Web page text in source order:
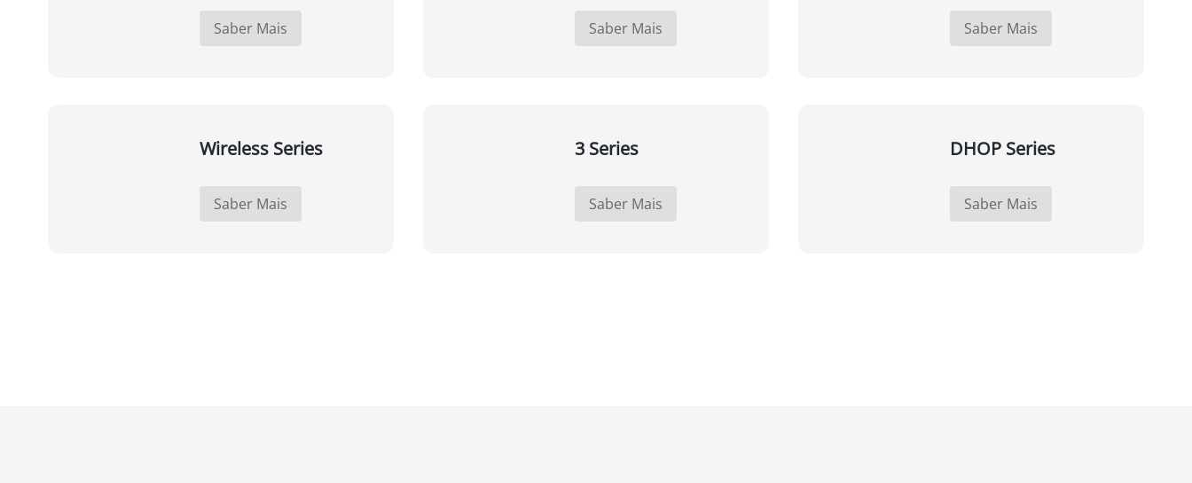
Saber Mais Saber Mais Saber Mais
Wireless Series
Saber Mais
3 Series
Saber Mais
DHOP Series
Saber Mais